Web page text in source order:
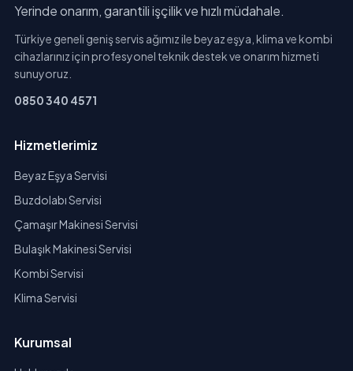
Yerinde onarım, garantili işçilik ve hızlı müdahale.
Türkiye geneli geniş servis ağımız ile beyaz eşya, klima ve kombi
cihazlarınız için profesyonel teknik destek ve onarım hizmeti
sunuyoruz.
0850 340 4571
Hizmetlerimiz
Beyaz Eşya Servisi
Buzdolabı Servisi
Çamaşır Makinesi Servisi
Bulaşık Makinesi Servisi
Kombi Servisi
Klima Servisi
Kurumsal